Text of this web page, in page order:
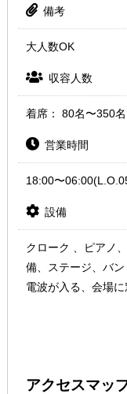
備考
大人数OK
収容人数
着席： 80名〜350
営業時間
18:00〜
設備
クローク 、ピアノ
備、ステージ、バ
電波が入る、会場
アクセスマッ